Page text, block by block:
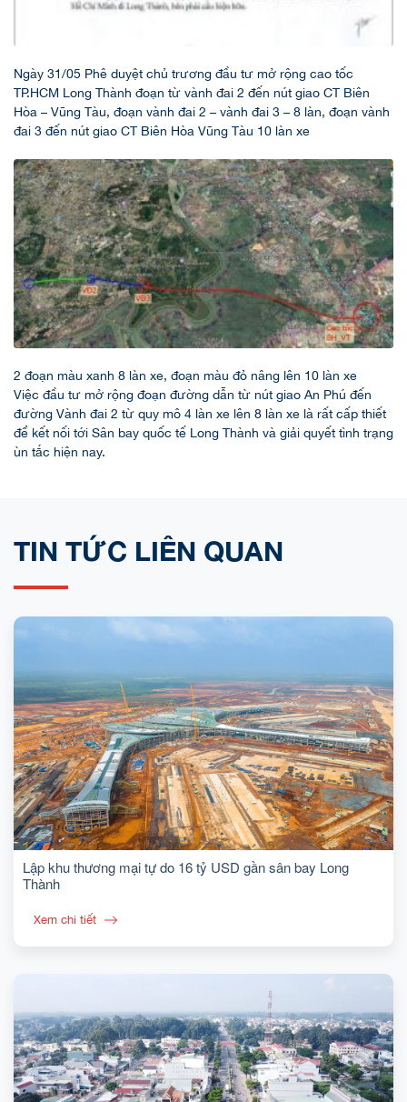
Ngày 31/05 Phê duyệt chủ trương đầu tư mở rộng cao tốc
TP.HCM Long Thành đoạn từ vành đai 2 đến nút giao CT Biên
Hòa – Vũng Tàu, đoạn vành đai 2 – vành đai 3 – 8 làn, đoạn vành
đai 3 đến nút giao CT Biên Hòa Vũng Tàu 10 làn xe
2 đoạn màu xanh 8 làn xe, đoạn màu đỏ nâng lên 10 làn xe
Việc đầu tư mở rộng đoạn đường dẫn từ nút giao An Phú đến
đường Vành đai 2 từ quy mô 4 làn xe lên 8 làn xe là rất cấp thiết
để kết nối tới Sân bay quốc tế Long Thành và giải quyết tình trạng
ùn tắc hiện nay.
TIN TỨC LIÊN QUAN
Lập khu thương mại tự do 16 tỷ USD gần sân bay Long
Thành
Xem chi tiết